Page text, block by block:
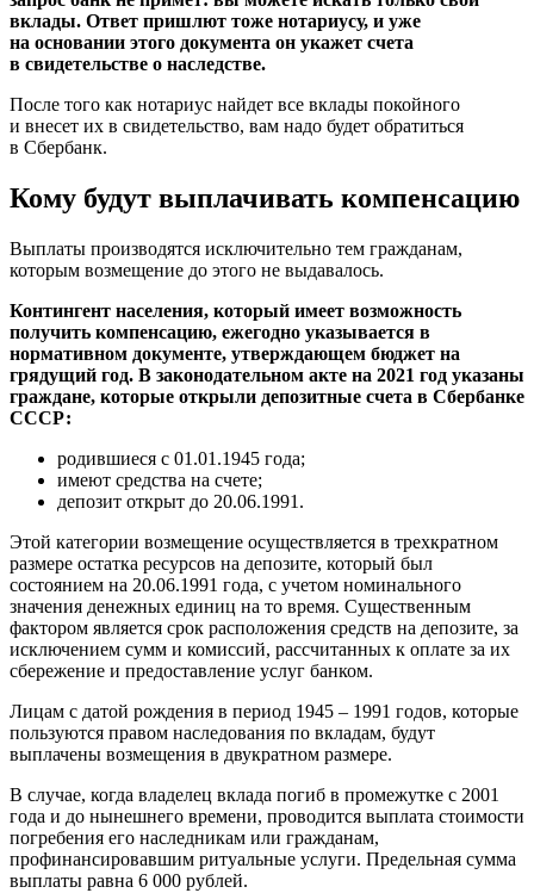
вклады. Ответ пришлют тоже нотариусу, и уже
на основании этого документа он укажет счета
в свидетельстве о наследстве.
После того как нотариус найдет все вклады покойного
и внесет их в свидетельство, вам надо будет обратиться
в Сбербанк.
Кому будут выплачивать компенсацию
Выплаты производятся исключительно тем гражданам,
которым возмещение до этого не выдавалось.
Контингент населения, который имеет возможность
получить компенсацию, ежегодно указывается в
нормативном документе, утверждающем бюджет на
грядущий год. В законодательном акте на 2021 год указаны
граждане, которые открыли депозитные счета в Сбербанке
СССР:
родившиеся с 01.01.1945 года;
имеют средства на счете;
депозит открыт до 20.06.1991 .
Этой категории возмещение осуществляется в трехкратном
размере остатка ресурсов на депозите, который был
состоянием на 20.06.1991 года, с учетом номинального
значения денежных единиц на то время. Существенным
фактором является срок расположения средств на депозите, за
исключением сумм и комиссий, рассчитанных к оплате за их
сбережение и предоставление услуг банком.
Лицам с датой рождения в период 1945 – 1991 годов, которые
пользуются правом наследования по вкладам, будут
выплачены возмещения в двукратном размере.
В случае, когда владелец вклада погиб в промежутке с 2001
года и до нынешнего времени, проводится выплата стоимости
погребения его наследникам или гражданам,
профинансировавшим ритуальные услуги. Предельная сумма
выплаты равна 6 000 рублей.